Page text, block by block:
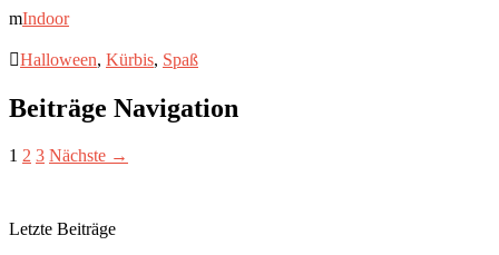
Indoor
Halloween, Kürbis, Spaß
Beiträge Navigation
1 2 3 Nächste →
Letzte Beiträge